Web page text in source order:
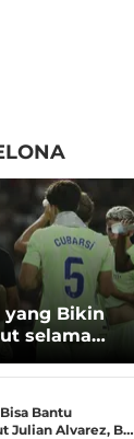
yang Bikin
selama
Bantu
Julian Alvarez, B…